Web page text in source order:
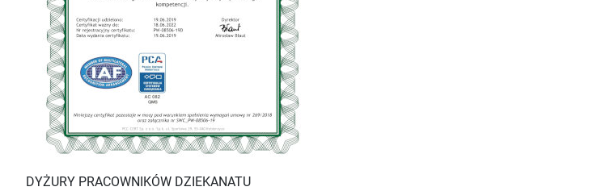
DYŻURY PRACOWNIKÓW DZIEKANATU